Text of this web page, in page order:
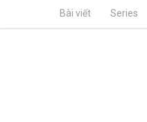
Bài viết Series